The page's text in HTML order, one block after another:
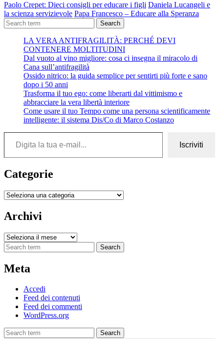
Paolo Crepet: Dieci consigli per educare i figli Daniela Lucangeli e
la scienza servizievole Papa Francesco – Educare alla Speranza
Search
LA VERA ANTIFRAGILITÀ: PERCHÉ DEVI
CONTENERE MOLTITUDINI
Dal vuoto al vino migliore: cosa ci insegna il miracolo di
Cana sull’antifragilità
Ossido nitrico: la guida semplice per sentirti più forte e sano
dopo i 50 anni
Trasforma il tuo ego: come liberarti dal vittimismo e
abbracciare la vera libertà interiore
Come usare il tuo Tempo come una persona scientificamente
intelligente: il sistema Dis/Co di Marco Costanzo
Digita la tua e-mail...
Iscriviti
Categorie
Categorie
Archivi
Archivi
Search
Meta
Accedi
Feed dei contenuti
Feed dei commenti
WordPress.org
Search